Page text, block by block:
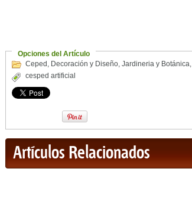
Opciones del Artículo
Ceped , Decoración y Diseño, Jardineria y Botánica,
cesped artificial
Artículos Relacionados